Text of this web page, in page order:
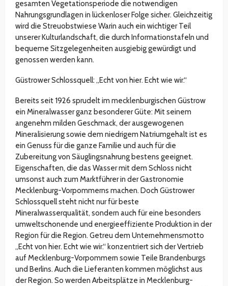
gesamten Vegetationsperiode die notwendigen
Nahrungsgrundlagen in lückenloser Folge sicher. Gleichzeitig
wird die Streuobstwiese Warin auch ein wichtiger Teil
unserer Kulturlandschaft, die durch Informationstafeln und
bequeme Sitzgelegenheiten ausgiebig gewürdigt und
genossen werden kann.
Güstrower Schlossquell: „Echt von hier. Echt wie wir.“
Bereits seit 1926 sprudelt im mecklenburgischen Güstrow
ein Mineralwasser ganz besonderer Güte: Mit seinem
angenehm milden Geschmack, der ausgewogenen
Mineralisierung sowie dem niedrigem Natriumgehalt ist es
ein Genuss für die ganze Familie und auch für die
Zubereitung von Säuglingsnahrung bestens geeignet.
Eigenschaften, die das Wasser mit dem Schloss nicht
umsonst auch zum Marktführer in der Gastronomie
Mecklenburg-Vorpommerns machen. Doch Güstrower
Schlossquell steht nicht nur für beste
Mineralwasserqualität, sondern auch für eine besonders
umweltschonende und energieeffiziente Produktion in der
Region für die Region. Getreu dem Unternehmensmotto
„Echt von hier. Echt wie wir.“ konzentriert sich der Vertrieb
auf Mecklenburg-Vorpommern sowie Teile Brandenburgs
und Berlins. Auch die Lieferanten kommen möglichst aus
der Region. So werden Arbeitsplätze in Mecklenburg-